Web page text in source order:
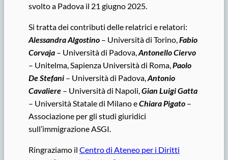
svolto a Padova il 21 giugno 2025.
Si tratta dei contributi delle relatrici e relatori:
Alessandra Algostino – Università di Torino,Fabio
Corvaja – Università di Padova,Antonello Ciervo
– Unitelma, Sapienza Università di Roma,Paolo
De Stefani – Università di Padova,Antonio
Cavaliere – Università di Napoli,Gian Luigi Gatta
– Università Statale di Milano eChiara Pigato –
Associazione per gli studi giuridici
sull’immigrazione ASGI.
Ringraziamo il Centro di Ateneo per i Diritti